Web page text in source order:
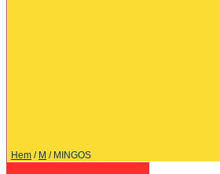
Hem / M / MINGOS